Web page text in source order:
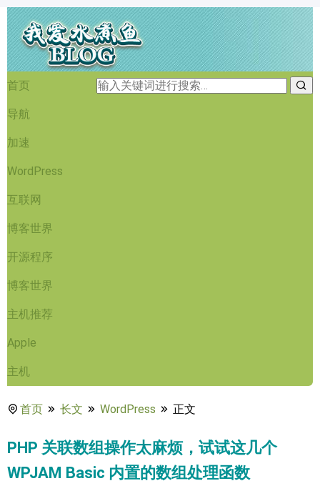
首页
导航
加速
WordPress
互联网
博客世界
开源程序
博客世界
主机推荐
Apple
主机
首页 长文 WordPress 正文
PHP 关联数组操作太麻烦，试试这几个
WPJAM Basic 内置的数组处理函数